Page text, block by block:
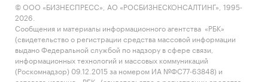
© ООО «БИЗНЕСПРЕСС», АО «РОСБИЗНЕСКОНСАЛТИНГ», 1995-
2026.
Сообщения и материалы информационного агентства «РБК»
(свидетельство о регистрации средства массовой информации
выдано Федеральной службой по надзору в сфере связи,
информационных технологий и массовых коммуникаций
(Роскомнадзор) 09.12.2015 за номером ИА №ФС77-63848) и